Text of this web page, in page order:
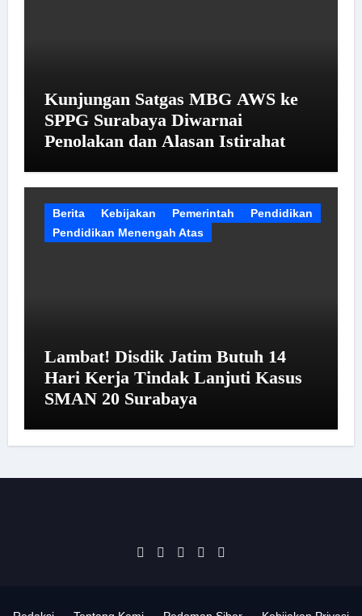
Kunjungan Satgas MBG AWS ke
SPPG Surabaya Diwarnai
Penolakan dan Alasan Istirahat
Berita Kebijakan Pemerintah
Pendidikan
Pendidikan Menengah Atas
Lambat! Disdik Jatim Butuh 14
Hari Kerja Tindak Lanjuti Kasus
SMAN 20 Surabaya